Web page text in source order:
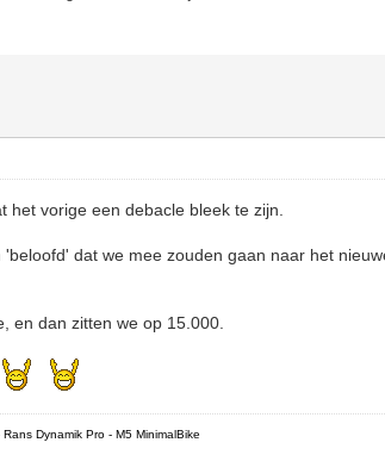
vorige een debacle bleek te zijn.
dat we mee zouden gaan naar het
en dan zitten we op 15.000.
Rans Dynamik Pro - M5 MinimalBike